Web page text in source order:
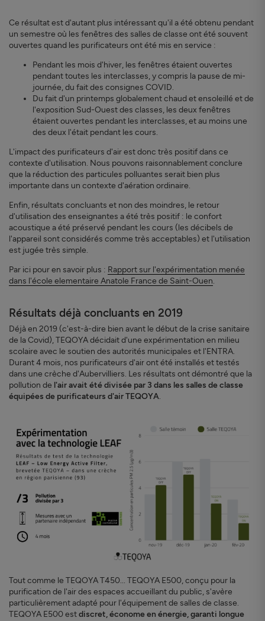
Ce résultat est d'autant plus intéressant qu'il a été obtenu pendant
un semestre où les fenêtres des salles de classe ont été souvent
ouvertes quand les purificateurs ont été mis en service :
Pendant les mois d'hiver, les fenêtres étaient ouvertes
pendant toutes les interclasses, y compris la pause de mi-
journée, du fait des consignes COVID.
Du fait d'un printemps globalement chaud et ensoleillé et de
l'exposition Sud-Ouest des classes, les deux fenêtres
étaient ouvertes pendant les interclasses, et au moins une
des deux l'était pendant les cours.
L'impact des purificateurs d'air est donc très positif dans ce
contexte d'utilisation. Nous pouvons raisonnablement conclure
que la réduction des particules polluantes serait bien plus
importante dans un contexte d'aération ordinaire.
Enfin, résultats concluants et non des moindres, le retour
d'utilisation des enseignantes a été très positif : le confort
acoustique a été préservé pendant les cours (les décibels de
l'appareil sont considérés comme très acceptables) et l'utilisation
est jugée très simple.
Par ici pour en savoir plus : Rapport sur l'expérimentation menée
dans l'école elementaire Anatole France de Saint-Ouen.
Résultats déjà concluants en 2019
Déjà en 2019 (c'est-à-dire bien avant le début de la crise sanitaire
de la Covid), TEQOYA décidait d'une expérimentation en milieu
scolaire avec le soutien des autorités municipales et l'ENTRA.
Durant 4 mois, nos purificateurs d'air ont été installés et testés
dans une crèche d'Aubervilliers. Les résultats ont démontré que la
pollution de l'air avait été divisée par 3 dans les salles de classe
équipées de purificateurs d'air TEQOYA.
Tout comme le TEQOYA T450... TEQOYA E500, conçu pour la
purification de l'air des espaces accueillant du public, s'avère
particulièrement adapté pour l'équipement de salles de classe.
TEQOYA E500 estdiscret, économe en énergie, garanti longue